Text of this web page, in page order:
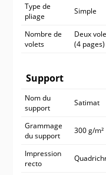
Type de
pliage
Simple
Nombre de
volets
Deux
(4 pages)
Support
Nom du
support
Satimat
Grammage
du support
300 g/m²
Impression
recto